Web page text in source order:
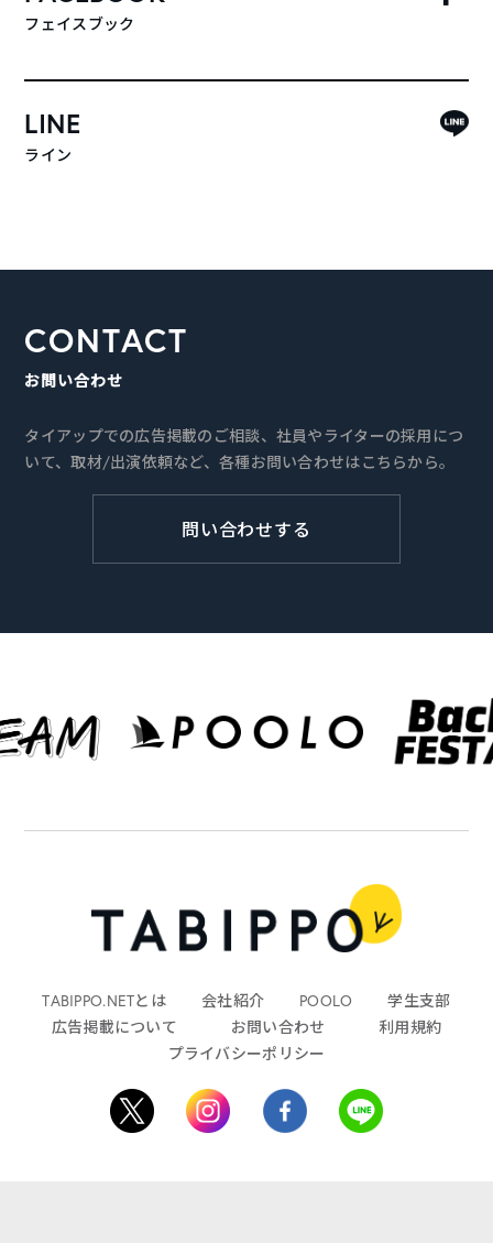
フェイスブック
LINE
ライン
CONTACT
お問い合わせ
タイアップでの広告掲載のご相談、社員やライターの採用につ
いて、取材/出演依頼など、各種お問い合わせはこちらから。
問い合わせする
TABIPPO.NETとは 会社紹介 POOLO
学生支部
広告掲載について
お問い合わせ
利用規約
プライバシーポリシー